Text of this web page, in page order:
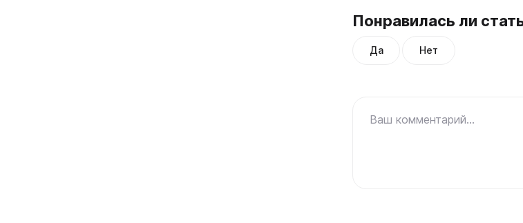
Понравилась ли
Да Нет
Ваш комментарий...